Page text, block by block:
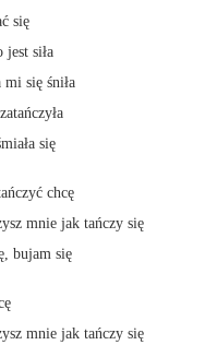
się
jest siła
mi się śniła
się
chcę
mnie jak tańczy się
bujam się
mnie jak tańczy się